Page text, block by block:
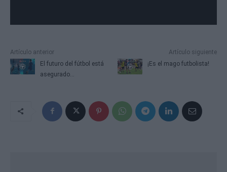
Artículo anterior
El futuro del fútbol está
asegurado...
Artículo siguiente
¡Es el mago futbolista!